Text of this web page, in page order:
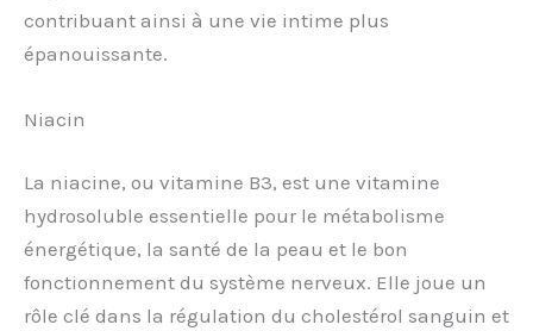
contribuant ainsi à une vie intime plus
épanouissante.
Niacin
La niacine, ou vitamine B3, est une vitamine
hydrosoluble essentielle pour le métabolisme
énergétique, la santé de la peau et le bon
fonctionnement du système nerveux. Elle joue un
rôle clé dans la régulation du cholestérol sanguin et